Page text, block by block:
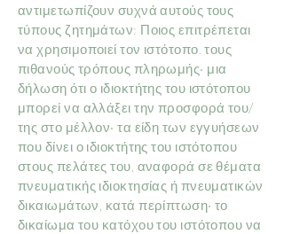
αντιμετωπίζουν συχνά αυτούς τους
τύπους ζητημάτων: Ποιος επιτρέπεται
να χρησιμοποιεί τον ιστότοπο. τους
πιθανούς τρόπους πληρωμής· μια
δήλωση ότι ο ιδιοκτήτης του ιστότοπου
μπορεί να αλλάξει την προσφορά του/
της στο μέλλον· τα είδη των εγγυήσεων
που δίνει ο ιδιοκτήτης του ιστότοπου
στους πελάτες του, αναφορά σε θέματα
πνευματικής ιδιοκτησίας ή πνευματικών
δικαιωμάτων, κατά περίπτωση· το
δικαίωμα του κατόχου του ιστότοπου να